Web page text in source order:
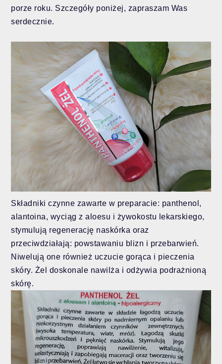
porze roku. Szczegóły poniżej, zapraszam Was
serdecznie.
Składniki czynne zawarte w preparacie: panthenol,
alantoina, wyciąg z aloesu i żywokostu lekarskiego,
stymulują regenerację naskórka oraz
przeciwdziałają: powstawaniu blizn i przebarwień.
Niwelują one również uczucie gorąca i pieczenia
skóry. Żel doskonale nawilża i odżywia podrażnioną
skórę.